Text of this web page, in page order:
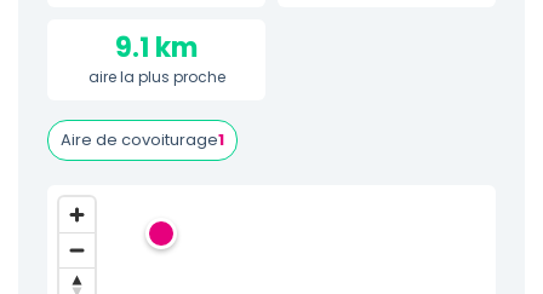
9.1 km
aire la plus proche
Aire de covoiturage1